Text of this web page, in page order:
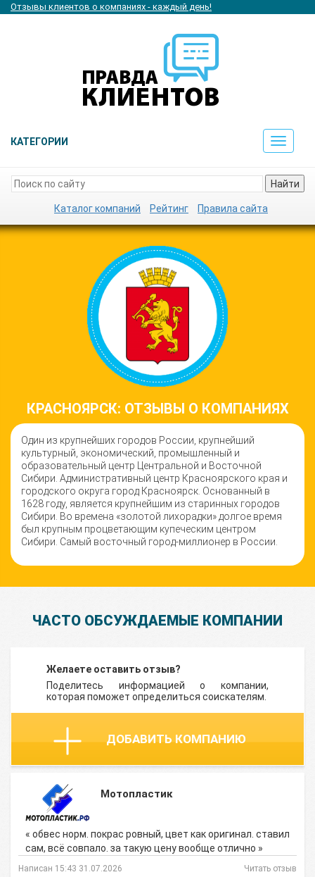
Отзывы клиентов о компаниях - каждый день!
КАТЕГОРИИ
Toggle
Найти
Каталог компаний Рейтинг Правила сайта
КРАСНОЯРСК: ОТЗЫВЫ О КОМПАНИЯХ
Один из крупнейших городов России, крупнейший
культурный, экономический, промышленный и
образовательный центр Центральной и Восточной
Сибири. Административный центр Красноярского края и
городского округа город Красноярск. Основанный в
1628 году, является крупнейшим из старинных городов
Сибири. Во времена «золотой лихорадки» долгое время
был крупным процветающим купеческим центром
Сибири. Самый восточный город-миллионер в России.
ЧАСТО ОБСУЖДАЕМЫЕ КОМПАНИИ
Желаете оставить отзыв?
Поделитесь информацией о компании,
которая поможет определиться соискателям.
ДОБАВИТЬ КОМПАНИЮ
Мотопластик
« обвес норм. покрас ровный, цвет как оригинал. ставил
сам, всё совпало. за такую цену вообще отлично »
Написан 15:43 31.07.2026 Читать отзыв